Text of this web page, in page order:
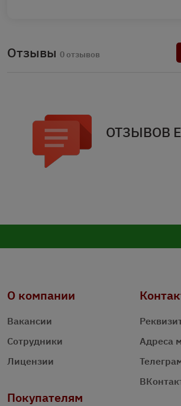
Отзывы 0 отзывов
ОТЗЫВОВ
О компании
Вакансии
Сотрудники
Лицензии
Адреса
Покупателям